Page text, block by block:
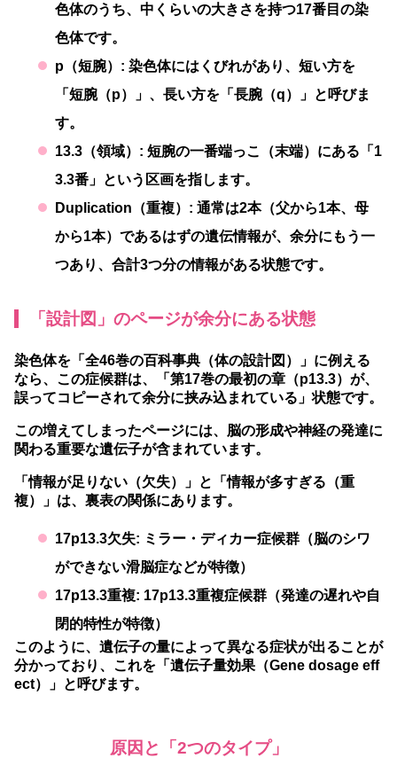
色体のうち、中くらいの大きさを持つ17番目の染
色体です。
p（短腕）: 染色体にはくびれがあり、短い方を
「短腕（p）」、長い方を「長腕（q）」と呼びま
す。
13.3（領域）: 短腕の一番端っこ（末端）にある「1
3.3番」という区画を指します。
Duplication（重複）: 通常は2本（父から1本、母
から1本）であるはずの遺伝情報が、余分にもう一
つあり、合計3つ分の情報がある状態です。
「設計図」のページが余分にある状態
染色体を「全46巻の百科事典（体の設計図）」に例える
なら、この症候群は、「第17巻の最初の章（p13.3）が、
誤ってコピーされて余分に挟み込まれている」状態です。
この増えてしまったページには、脳の形成や神経の発達に
関わる重要な遺伝子が含まれています。
「情報が足りない（欠失）」と「情報が多すぎる（重
複）」は、裏表の関係にあります。
17p13.3欠失: ミラー・ディカー症候群（脳のシワ
ができない滑脳症などが特徴）
17p13.3重複: 17p13.3重複症候群（発達の遅れや自
閉的特性が特徴）
このように、遺伝子の量によって異なる症状が出ることが
分かっており、これを「遺伝子量効果（Gene dosage eff
ect）」と呼びます。
原因と「2つのタイプ」